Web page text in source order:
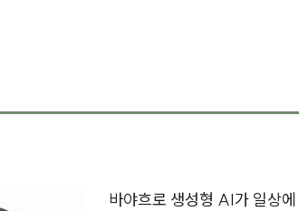
바야흐로 생성형 AI가 일상